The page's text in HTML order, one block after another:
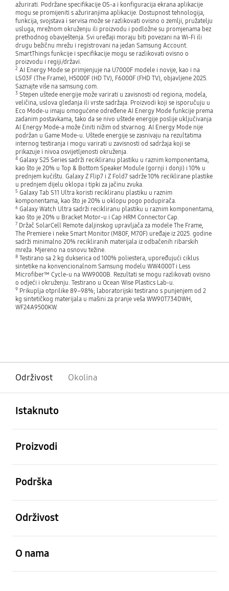
ažurirati. Podržane specifikacije OS-a i konfiguracija ekrana aplikacije
mogu se promijeniti s ažuriranjima aplikacije. Dostupnost tehnologija,
funkcija, svojstava i servisa može se razlikovati ovisno o zemlji, pružatelju
usluga, mrežnom okruženju ili proizvodu i podložne su promjenama bez
prethodnog obavještenja. Svi uređaji moraju biti povezani na Wi-Fi ili
drugu bežičnu mrežu i registrovani na jedan Samsung Account.
SmartThings funkcije i specifikacije mogu se razlikovati ovisno o
proizvodu i regiji/državi.
2 AI Energy Mode se primjenjuje na U7000F modele i novije, kao i na
LS03F (The Frame), H5000F (HD TV), F6000F (FHD TV), objavljene 2025.
Saznajte više na samsung.com.
3Stepen uštede energije može varirati u zavisnosti od regiona, modela,
veličina, uslova gledanja ili vrste sadržaja. Proizvodi koji se isporučuju u
Eco Mode-u imaju omogućene određene AI Energy Mode funkcije prema
zadanim postavkama, tako da se nivo uštede energije poslije uključivanja
AI Energy Mode-a može činiti nižim od stvarnog. AI Energy Mode nije
podržan u Game Mode-u. Uštede energije se zasnivaju na rezultatima
internog testiranja i mogu varirati u zavisnosti od sadržaja koji se
prikazuje i nivoa osvijetljenosti okruženja.
4Galaxy S25 Series sadrži recikliranu plastiku u raznim komponentama,
kao što je 20% u Top & Bottom Speaker Module (gornji i donji) i 10% u
prednjem kućištu. Galaxy Z Flip7 i Z Fold7 sadrže 10% reciklirane plastike
u prednjem dijelu oklopa i tipki za jačinu zvuka.
5Galaxy Tab S11 Ultra koristi recikliranu plastiku u raznim
komponentama, kao što je 20% u oklopu pogo podupirača.
6Galaxy Watch Ultra sadrži recikliranu plastiku u raznim komponentama,
kao što je 20% u Bracket Motor-u i Cap HRM Connector Cap.
7Držač SolarCell Remote daljinskog upravljača za modele The Frame,
The Premiere i neke Smart Monitor (M80F, M70F) uređaje iz 2025. godine
sadrži minimalno 20% recikliranih materijala iz odbačenih ribarskih
mreža. Mjereno na osnovu težine.
8Testirano sa 2 kg dukserica od 100% poliestera, upoređujući ciklus
sintetike na konvencionalnom Samsung modelu WW4000T i Less
Microfiber™ Cycle-u na WW9000B. Rezultati se mogu razlikovati ovisno
o odjeći i okruženju. Testirano u Ocean Wise Plastics Lab-u.
9Prikuplja otprilike 89–98%; laboratorijski testirano s punjenjem od 2
kg sintetičkog materijala u mašini za pranje veša WW90T734DWH,
WF24A9500KW.
Održivost Okolina
Istaknuto
Proizvodi
Podrška
Održivost
O nama